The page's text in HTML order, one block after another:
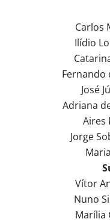
Carlos
Ilídio
Fernando
José
Adriana
Aires
Jorge
Vítor
Nuno
Marília